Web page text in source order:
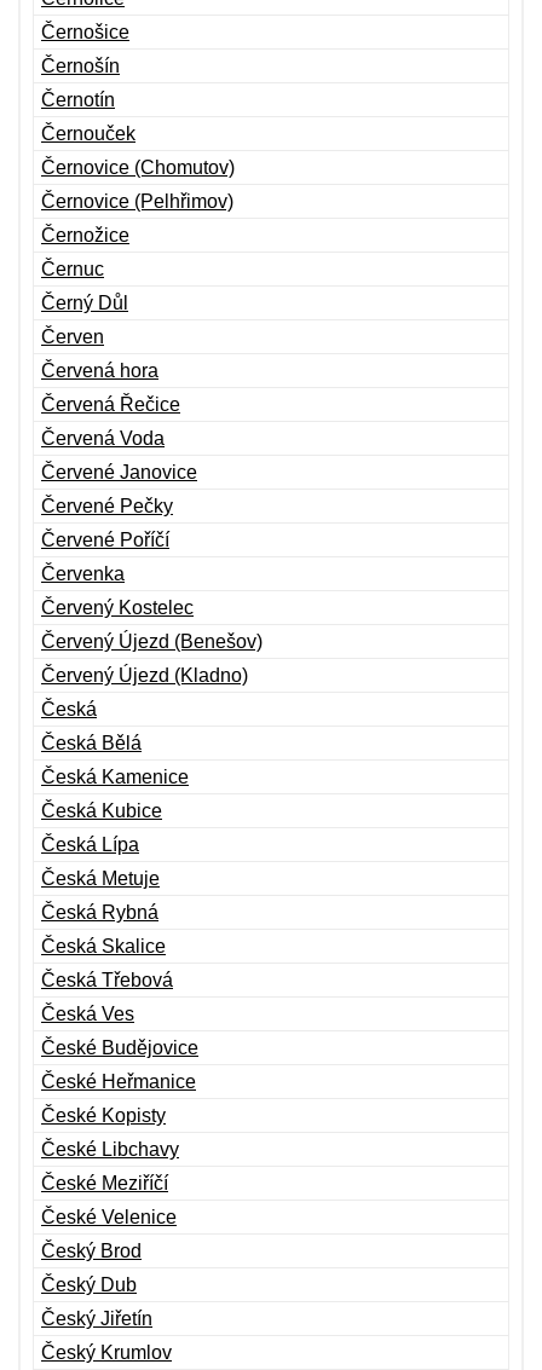
Černošice
Černošín
Černotín
Černouček
Černovice (Chomutov)
Černovice (Pelhřimov)
Černožice
Černuc
Černý Důl
Červen
Červená hora
Červená Řečice
Červená Voda
Červené Janovice
Červené Pečky
Červené Poříčí
Červenka
Červený Kostelec
Červený Újezd (Benešov)
Červený Újezd (Kladno)
Česká
Česká Bělá
Česká Kamenice
Česká Kubice
Česká Lípa
Česká Metuje
Česká Rybná
Česká Skalice
Česká Třebová
Česká Ves
České Budějovice
České Heřmanice
České Kopisty
České Libchavy
České Meziříčí
České Velenice
Český Brod
Český Dub
Český Jiřetín
Český Krumlov